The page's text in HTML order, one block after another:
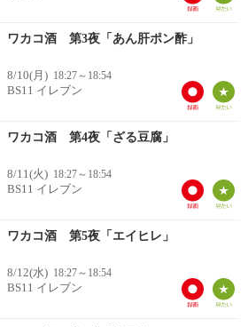
ワカコ酒 第3夜「あん肝ポン酢」
8/10(月) 18:27～18:54
BS11 イレブン
ワカコ酒 第4夜「ざる豆腐」
8/11(火) 18:27～18:54
BS11 イレブン
ワカコ酒 第5夜「エイヒレ」
8/12(水) 18:27～18:54
BS11 イレブン